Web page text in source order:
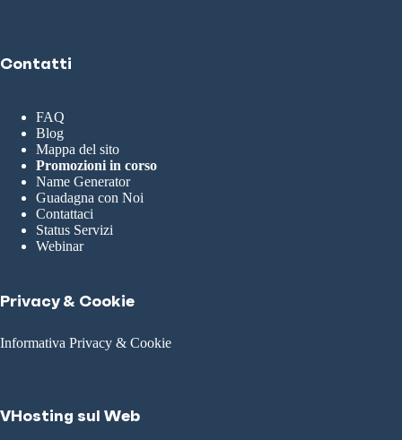
Contatti
FAQ
Blog
Mappa del sito
Promozioni in corso
Name Generator
Guadagna con Noi
Contattaci
Status Servizi
Webinar
Privacy & Cookie
Informativa Privacy & Cookie
VHosting sul Web